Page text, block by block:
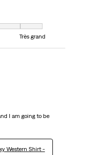
est égal à Très grand
Très grand
I am going to be
Western Shirt -